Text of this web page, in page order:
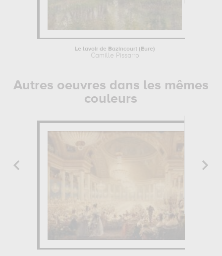
Le lavoir de Bazincourt (Eure)
Camille Pissarro
Autres oeuvres dans les mêmes
couleurs